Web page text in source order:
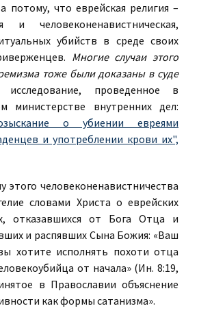
потому, что еврейская религия –
и человеконенавистническая,
убийств в среде своих
Многие случаи этого
тоже были доказаны в суде
проведенное в
министерстве внутренних дел:
о убиении евреями
и употреблении крови их",
этого человеконенавистничества
словами Христа о еврейских
отказавшихся от Бога Отца и
и распявших Сына Божия: «Ваш
хотите исполнять похоти отца
от начала» (Ин. 8:19,
в Православии объяснение
как формы сатанизма».